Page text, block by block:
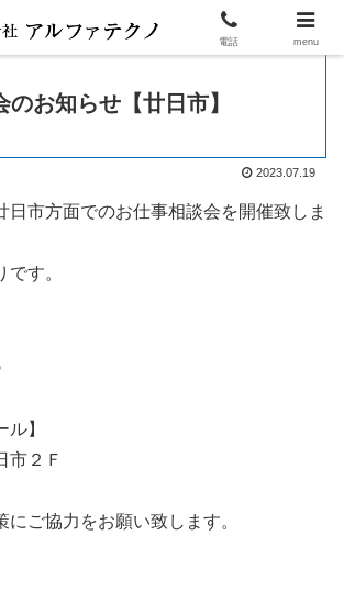
のお知らせ【廿日市】
2023.07.19
日市方面でのお仕事相談会を開催致しま
です。
ル】
市２Ｆ
にご協力をお願い致します。
menu
電話